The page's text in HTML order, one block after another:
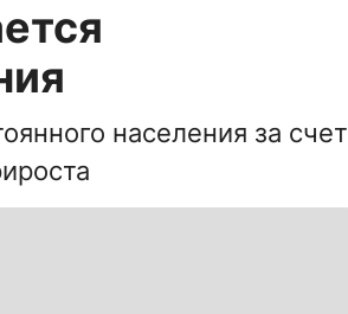
населения за счет